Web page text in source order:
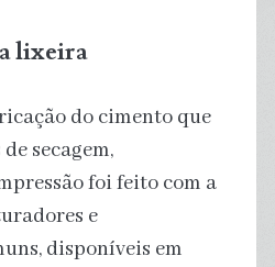
lixeira
do cimento que
secagem,
foi feito com a
e
disponíveis em